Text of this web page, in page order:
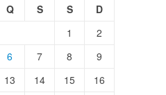
Q S S
D
1
2
6 7 8
9
13 14 15
16